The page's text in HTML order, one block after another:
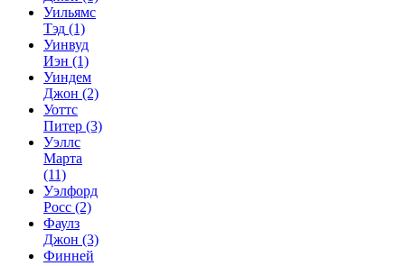
Уильямс
Тэд (1)
Уинвуд
Иэн (1)
Уиндем
Джон (2)
Уоттс
Питер (3)
Уэллс
Марта
(11)
Уэлфорд
Росс (2)
Фаулз
Джон (3)
Финней